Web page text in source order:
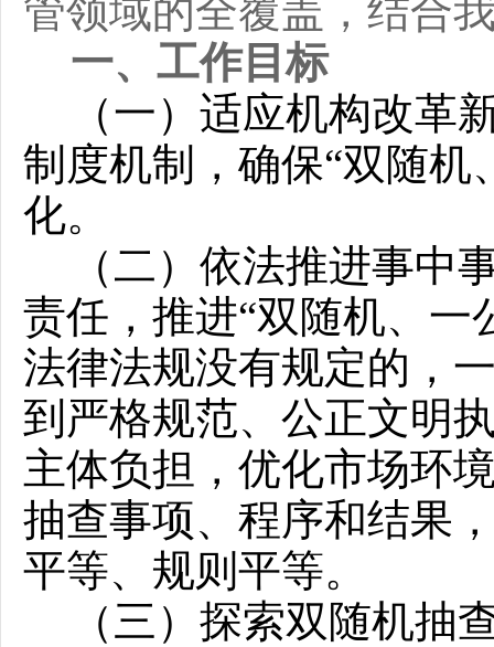
管领域的全覆盖，结合
一、工作目标
（一）适应机构改革
制度机制，确保“双随机
化。
（二）依法推进事中
责任，推进“双随机、一
法律法规没有规定的，
到严格规范、公正文明
主体负担，优化市场环
抽查事项、程序和结果
平等、规则平等。
（三）探索双随机抽